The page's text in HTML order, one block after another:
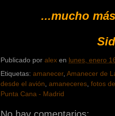
...mucho
Publicado por alex en lunes, enero
Etiquetas: amanecer, Amanecer de
desde el avión amaneceres fotos
Punta Cana - Madrid
No hay comentarios: